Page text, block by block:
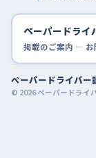
ペーパードライ
掲載のご案内 — お
ペーパードライバー
© 2026 ペーパードライ